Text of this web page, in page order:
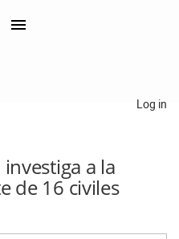
Log in
a la
de 16 civiles